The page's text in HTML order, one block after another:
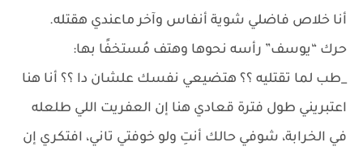
أنا خلاص فاضلي شوية أنفاس وآخر ماعندي هقتله.
حرك “يوسف” رأسه نحوها وهتف مُستخفًا بها:
_طب لما تقتليه ؟؟ هتضيعي نفسك علشان دا ؟؟ أنا هنا
اعتبريني طول فترة قعادي هنا إن العفريت اللي طلعله
في الخرابة، شوفي حالك أنتِ ولو خوفتي تاني، افتكري إن